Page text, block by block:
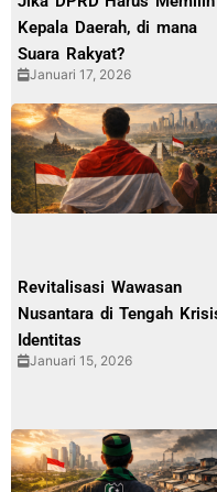
Kepala Daerah, di mana
Suara Rakyat?
Januari 17, 2026
Revitalisasi Wawasan
Nusantara di Tengah
Identitas
Januari 15, 2026